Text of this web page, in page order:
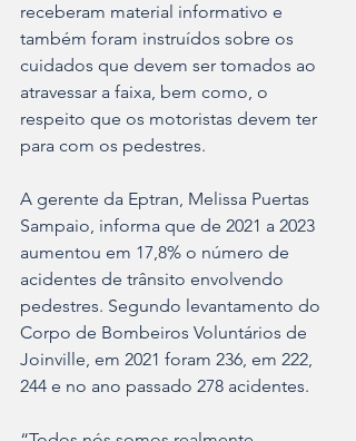
receberam material informativo e
também foram instruídos sobre os
cuidados que devem ser tomados ao
atravessar a faixa, bem como, o
respeito que os motoristas devem ter
para com os pedestres.
A gerente da Eptran, Melissa Puertas
Sampaio, informa que de 2021 a 2023
aumentou em 17,8% o número de
acidentes de trânsito envolvendo
pedestres. Segundo levantamento do
Corpo de Bombeiros Voluntários de
Joinville, em 2021 foram 236, em 222,
244 e no ano passado 278 acidentes.